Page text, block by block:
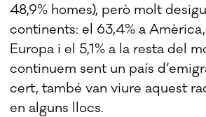
48,9% homes), però molt
continents: el 63,4% a
Europa i el 5,1% a la resta del
continuem sent un país
cert, també van viure aquest
en alguns llocs.